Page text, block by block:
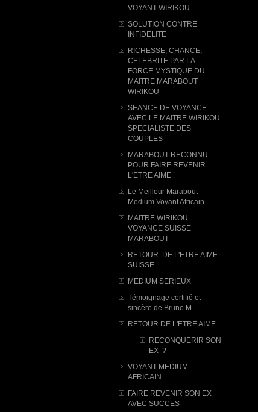
VOYANT WIRIKOU
SOLUTION CONTRE
INFIDELITE
RICHESSE, CHANCE,
CELEBRITE PAR LA
FORCE MYSTIQUE DU
MAITRE MARABOUT
WIRIKOU
SEANCE DE VOYANCE
AVEC LE MAITRE WIRIKOU
SPECIALISTE DES
COUPLES
MARABOUT RECONNU
POUR FAIRE REVENIR
L'ETRE AIME
Le Meilleur Marabout
Medium Voyant Africain
MAITRE WIRIKOU
VOYANCE SUISSE
MARABOUT
RETOUR DE L'ETRE AIME
SUISSE
MEDIUM SERIEUX
Témoignage certifié et
sincère de Bruno M.
RETOUR DE L'ETRE AIME
RECONQUERIR SON
EX ?
VOYANT MEDIUM
AFRICAIN
FAIRE REVENIR SON EX
AVEC SUCCES